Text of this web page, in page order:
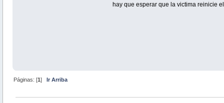
hay que esperar que la victima reinicie
Páginas: [1]Ir Arriba